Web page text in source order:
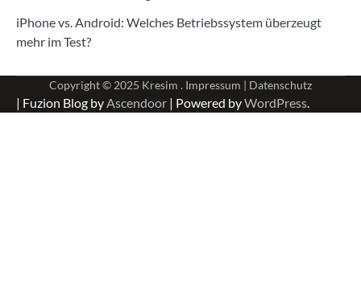
iPhone vs. Android: Welches Betriebssystem überzeugt
mehr im Test?
Copyright © 2025 Kresim . Impressum | Datenschutz
| Fuzion Blog byAscendoor | Powered byWordPress.